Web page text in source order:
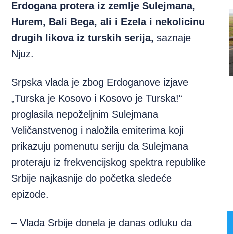
Erdogana protera iz zemlje Sulejmana,
Hurem, Bali Bega, ali i Ezela i nekolicinu
drugih likova iz turskih serija, saznaje
Njuz.
Srpska vlada je zbog Erdoganove izjave
„Turska je Kosovo i Kosovo je Turska!“
proglasila nepoželjnim Sulejmana
Veličanstvenog i naložila emiterima koji
prikazuju pomenutu seriju da Sulejmana
proteraju iz frekvencijskog spektra republike
Srbije najkasnije do početka sledeće
epizode.
– Vlada Srbije donela je danas odluku da